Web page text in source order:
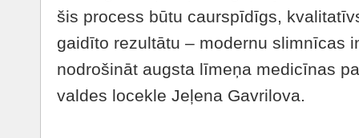
šis process būtu caurspīdīgs,
gaidīto rezultātu – modernu slimnīcas
nodrošināt augsta līmeņa medicīnas
valdes locekle Jeļena Gavrilova.